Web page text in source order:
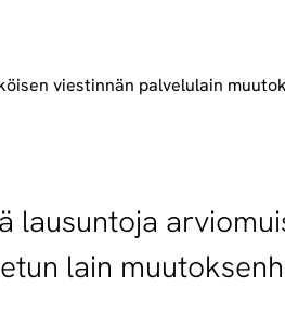
viestinnän palvelulain
lausuntoja
lain